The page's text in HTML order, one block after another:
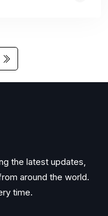
the latest updates,
around the world.
time.